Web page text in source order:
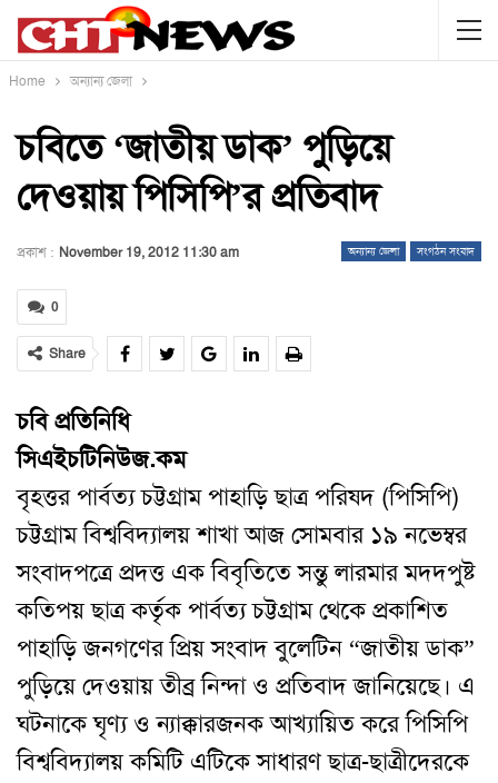
Home অন্যান্য জেলা
চবিতে ‘জাতীয় ডাক’ পুড়িয়ে
দেওয়ায় পিসিপি’র প্রতিবাদ
অন্যান্য জেলা সংগঠন সংবাদ
প্রকাশ : November 19, 2012 11:30 am
0
Share
চবি প্রতিনিধি
সিএইচটিনিউজ.কম
বৃহত্তর পার্বত্য চট্টগ্রাম পাহাড়ি ছাত্র পরিষদ (পিসিপি)
চট্টগ্রাম বিশ্ববিদ্যালয় শাখা আজ সোমবার ১৯ নভেম্বর
সংবাদপত্রে প্রদত্ত এক বিবৃতিতে সন্তু লারমার মদদপুষ্ট
কতিপয় ছাত্র কর্তৃক পার্বত্য চট্টগ্রাম থেকে প্রকাশিত
পাহাড়ি জনগণের প্রিয় সংবাদ বুলেটিন “জাতীয় ডাক”
পুড়িয়ে দেওয়ায় তীব্র নিন্দা ও প্রতিবাদ জানিয়েছে। এ
ঘটনাকে ঘৃণ্য ও ন্যাক্কারজনক আখ্যায়িত করে পিসিপি
বিশ্ববিদ্যালয় কমিটি এটিকে সাধারণ ছাত্র-ছাত্রীদেরকে